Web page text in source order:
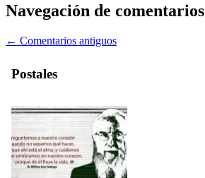
Navegación de comentarios
← Comentarios antiguos
Postales